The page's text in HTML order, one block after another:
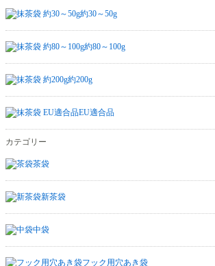
約30～50g
約80～100g
約200g
EU適合品
カテゴリー
茶袋
新茶袋
中袋
フック用穴あき袋